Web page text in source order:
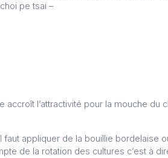
pe tsai –
l’attractivité pour la mouche du
faut appliquer de la bouillie bordelaise
de la rotation des cultures c’est à